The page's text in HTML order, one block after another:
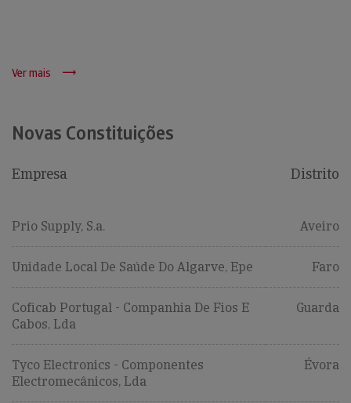
Ver mais
Novas Constituições
Empresa Distrito
Prio Supply, S.a. Aveiro
Unidade Local De Saúde Do Algarve, Epe Faro
Coficab Portugal - Companhia De Fios E
Cabos, Lda
Guarda
Tyco Electronics - Componentes
Electromecânicos, Lda
Évora